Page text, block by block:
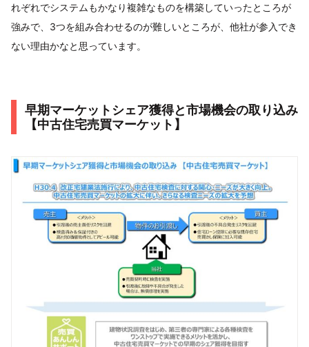
れぞれでシステムもかなり複雑なものを構築していったところが
強みで、3つを組み合わせるのが難しいところが、他社が参入でき
ない理由かなと思っています。
早期マーケットシェア獲得と市場機会の取り込み
【中古住宅売買マーケット】